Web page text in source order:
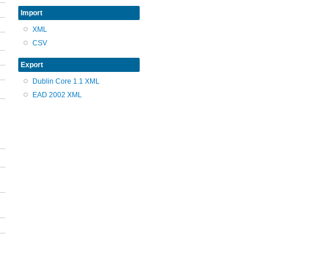
Import
XML
CSV
Export
Dublin Core 1.1 XML
EAD 2002 XML